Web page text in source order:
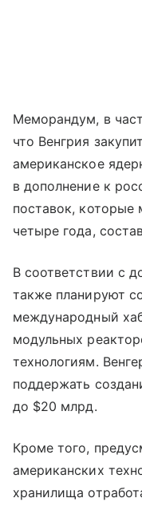
Меморандум, в
что Венгрия
американское
в дополнение к
поставок, которые
четыре года,
В соответствии с
также планируют
международный
модульных
технологиям.
поддержать
до $20 млрд.
Кроме того,
американских
хранилища